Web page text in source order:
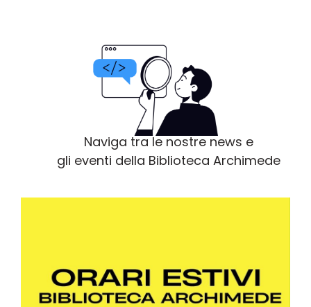
Naviga tra le nostre news e
gli eventi della Biblioteca Archimede